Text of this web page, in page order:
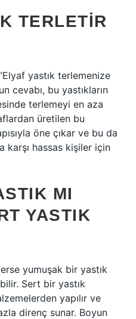
TERLETIR
yastık terlemenize
cevabı, bu yastıkların
terlemeyi en aza
üretilen bu
öne çıkar ve bu da
karşı hassas kişiler için
MI
YASTIK
yumuşak bir yastık
Sert bir yastık
yapılır ve
direnç sunar. Boyun